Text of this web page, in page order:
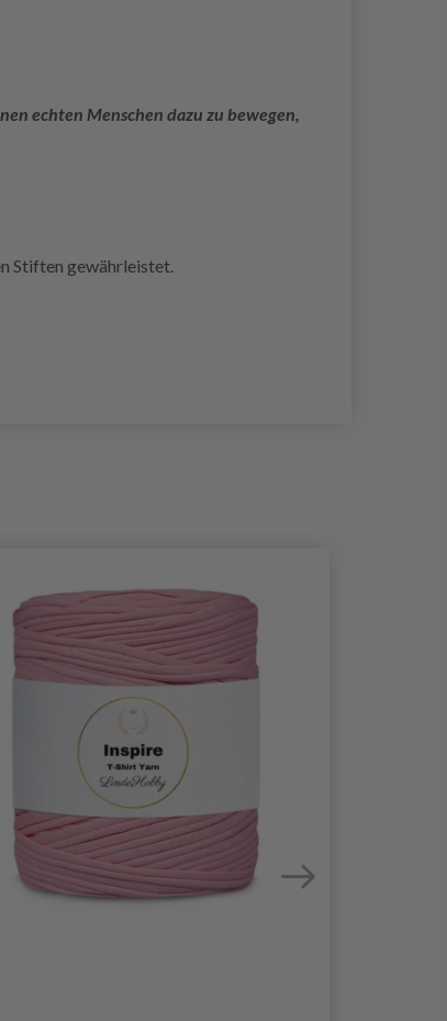
echten Menschen dazu zu bewegen,
Stiften gewährleistet.